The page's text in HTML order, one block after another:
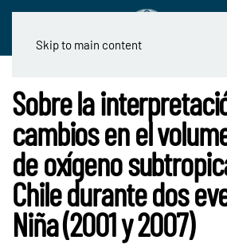
Skip to main content
Sobre la
cambios en el
de oxígeno
Chile durante dos
Niña (2001 y 2007)